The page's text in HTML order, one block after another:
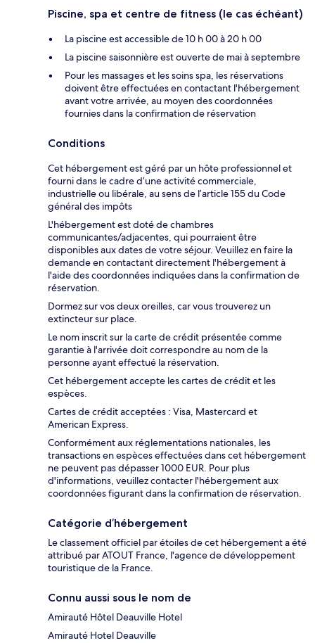
Piscine, spa et centre de fitness (le cas échéant)
La piscine est accessible de 10 h 00 à 20 h 00
La piscine saisonnière est ouverte de mai à septembre
Pour les massages et les soins spa, les réservations
doivent être effectuées en contactant l'hébergement
avant votre arrivée, au moyen des coordonnées
fournies dans la confirmation de réservation
Conditions
Cet hébergement est géré par un hôte professionnel et
fourni dans le cadre d’une activité commerciale,
industrielle ou libérale, au sens de l’article 155 du Code
général des impôts
L'hébergement est doté de chambres
communicantes/adjacentes, qui pourraient être
disponibles aux dates de votre séjour. Veuillez en faire la
demande en contactant directement l'hébergement à
l'aide des coordonnées indiquées dans la confirmation de
réservation.
Dormez sur vos deux oreilles, car vous trouverez un
extincteur sur place.
Le nom inscrit sur la carte de crédit présentée comme
garantie à l'arrivée doit correspondre au nom de la
personne ayant effectué la réservation.
Cet hébergement accepte les cartes de crédit et les
espèces.
Cartes de crédit acceptées : Visa, Mastercard et
American Express.
Conformément aux réglementations nationales, les
transactions en espèces effectuées dans cet hébergement
ne peuvent pas dépasser 1000 EUR. Pour plus
d'informations, veuillez contacter l'hébergement aux
coordonnées figurant dans la confirmation de réservation.
Catégorie d’hébergement
Le classement officiel par étoiles de cet hébergement a été
attribué par ATOUT France, l'agence de développement
touristique de la France.
Connu aussi sous le nom de
Amirauté Hôtel Deauville Hotel
Amirauté Hotel Deauville